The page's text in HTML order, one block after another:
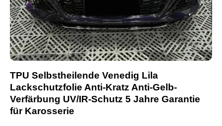
TPU Selbstheilende Venedig Lila
Lackschutzfolie Anti-Kratz Anti-Gelb-
Verfärbung UV/IR-Schutz 5 Jahre Garantie
für Karosserie